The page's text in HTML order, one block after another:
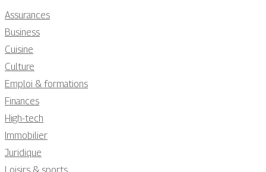
Assurances
Business
Cuisine
Culture
Emploi & formations
Finances
High-tech
Immobilier
Juridique